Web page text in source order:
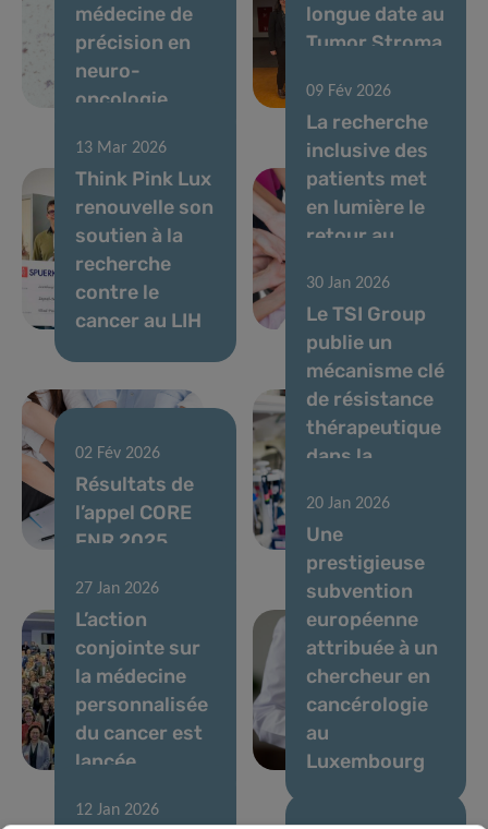
médecine de
précision en
neuro-
oncologie
longue date au
Tumor Stroma
Group
13 Mar 2026
Think Pink Lux
renouvelle son
soutien à la
recherche
contre le
cancer au LIH
09 Fév 2026
La recherche
inclusive des
patients met
en lumière le
retour au
un cancer du
sein
02 Fév 2026
Résultats de
l’appel CORE
FNR 2025
30 Jan 2026
Le TSI Group
publie un
mécanisme clé
de résistance
thérapeutique
dans la
myéloïde
aiguë
27 Jan 2026
L’action
conjointe sur
la médecine
personnalisée
du cancer est
lancée
20 Jan 2026
Une
prestigieuse
subvention
européenne
attribuée à un
chercheur en
cancérologie
au
Luxembourg
12 Jan 2026